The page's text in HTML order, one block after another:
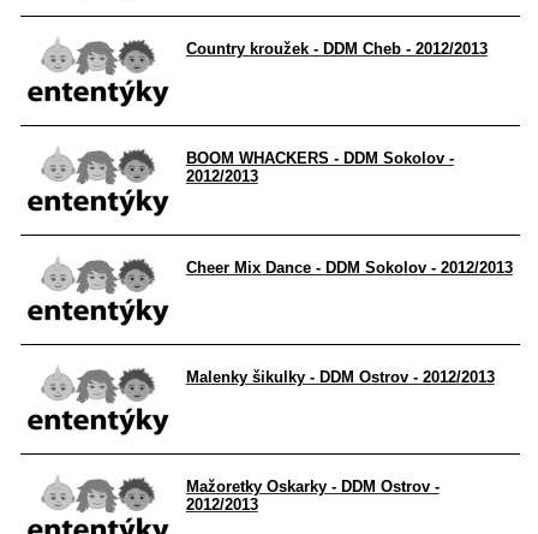
Country kroužek - DDM Cheb - 2012/2013
BOOM WHACKERS - DDM Sokolov -
2012/2013
Cheer Mix Dance - DDM Sokolov - 2012/2013
Malenky šikulky - DDM Ostrov - 2012/2013
Mažoretky Oskarky - DDM Ostrov -
2012/2013